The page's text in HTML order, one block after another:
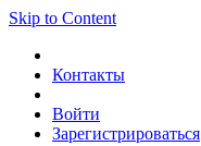
Skip to Content
Контакты
Войти
Зарегистрироваться